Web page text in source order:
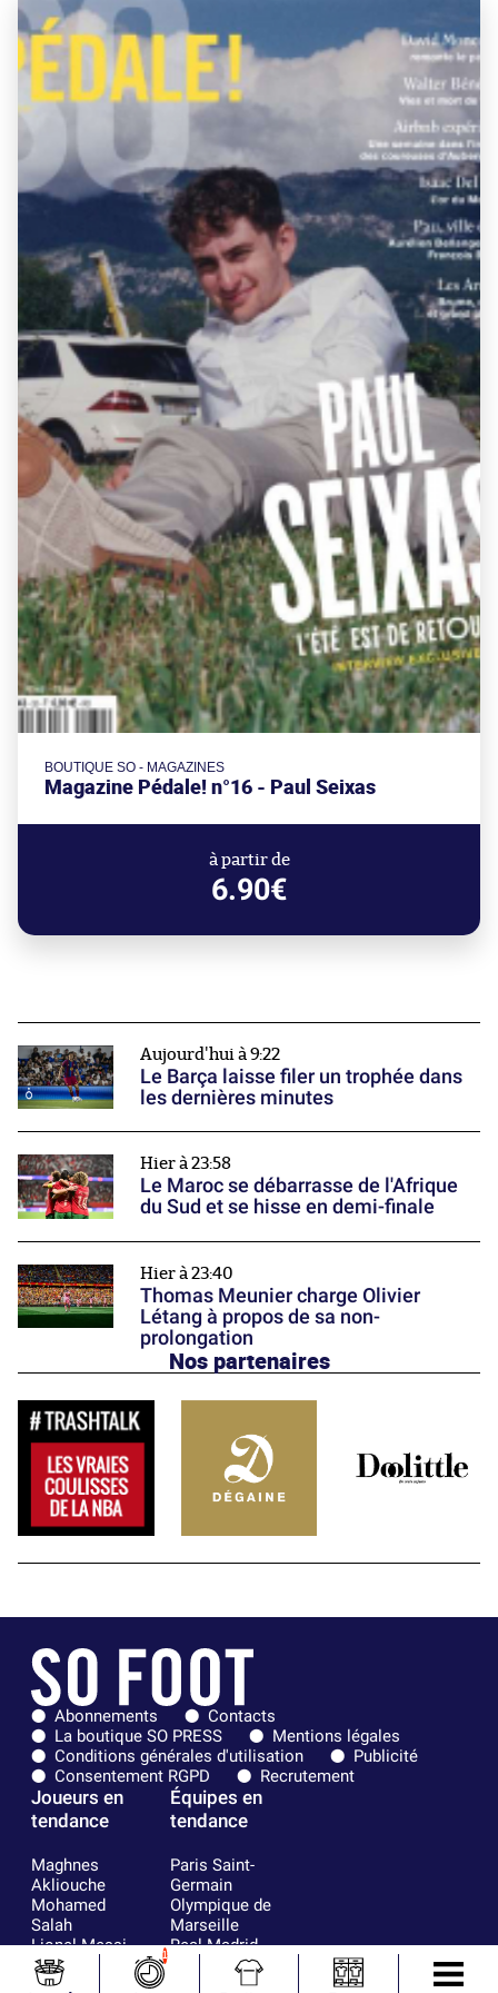
BOUTIQUE SO - MAGAZINES
Magazine Pédale! n°16 - Paul Seixas
à partir de
6.90€
Aujourd'hui à 9:22
Le Barça laisse filer un trophée dans
les dernières minutes
Hier à 23:58
Le Maroc se débarrasse de l'Afrique
du Sud et se hisse en demi-finale
Hier à 23:40
Thomas Meunier charge Olivier
Létang à propos de sa non-
prolongation
Nos partenaires
Abonnements
Contacts
La boutique SO PRESS
Mentions légales
Conditions générales d'utilisation
Publicité
Consentement RGPD
Recrutement
Joueurs en
tendance
Maghnes
Akliouche
Mohamed
Salah
Lionel Messi
Ferrán Torres
Kilian Corredor
Équipes en
tendance
Paris Saint-
Germain
Olympique de
Marseille
Real Madrid
Olympique
1